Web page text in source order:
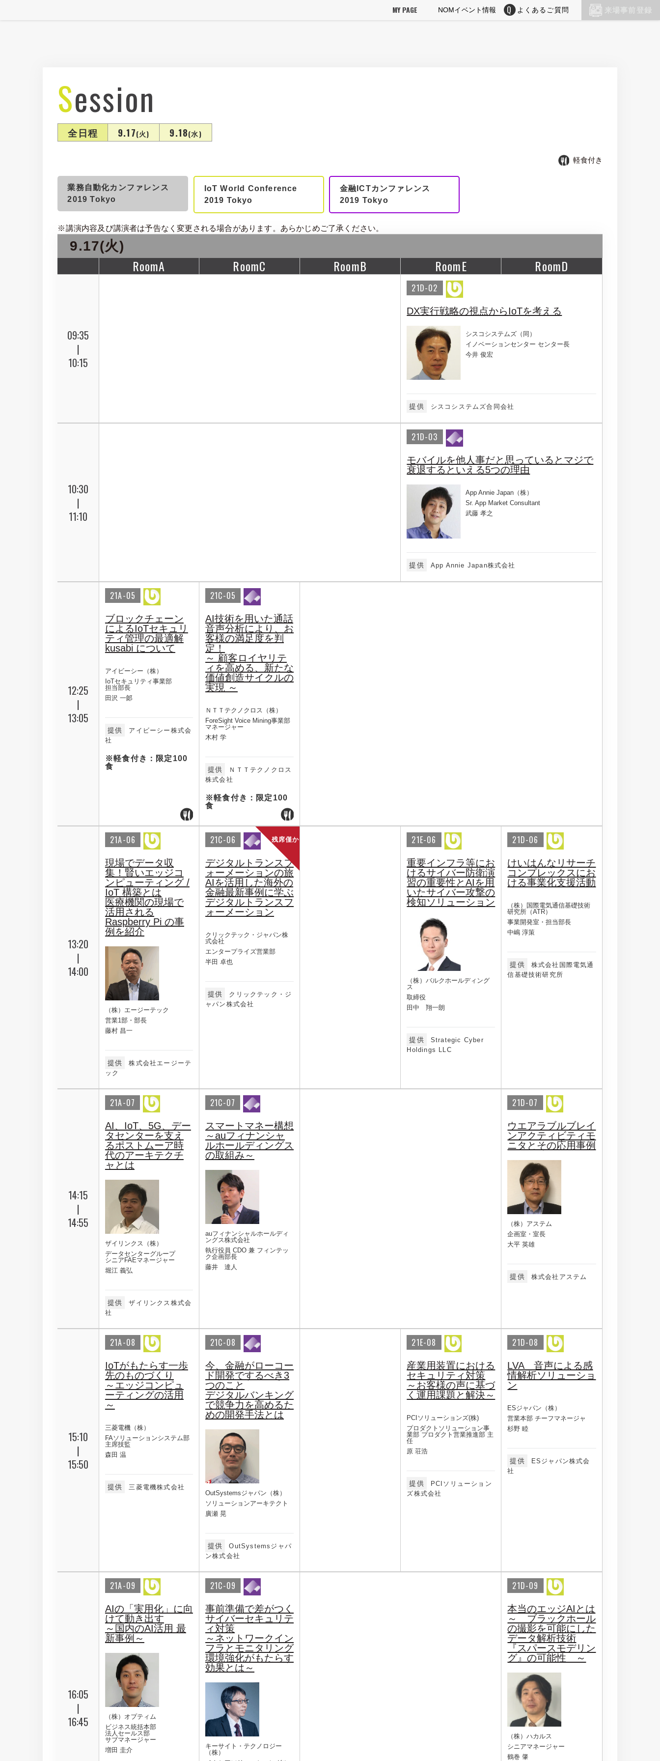
MY PAGE NOMイベント情報 よくあるご質問
Session
全日程 9.17(火) 9.18(水)
軽食付き
業務自動化カンファレンス
2019 Tokyo
IoT World Conference
2019 Tokyo
金融ICTカンファレンス
2019 Tokyo
※講演内容及び講演者は予告なく変更される場合があります。あらかじめご了承ください。
9.17(火)
RoomA RoomC RoomB RoomE RoomD
09:35
|
10:15
21D-02
DX実行戦略の視点からIoTを考える
シスコシステムズ（同）
イノベーションセンター センター長
今井 俊宏
提供 シスコシステムズ合同会社
10:30
|
11:10
21D-03
モバイルを他人事だと思っているとマジで
衰退するといえる5つの理由
App Annie Japan（株）
Sr. App Market Consultant
武藤 孝之
提供 App Annie Japan株式会社
12:25
|
13:05
21A-05
ブロックチェーン
によるIoTセキュリ
ティ管理の最適解
kusabi について
アイビーシー（株）
IoTセキュリティ事業部
担当部長
田沢 一郞
提供
アイビーシー株式会
社
※軽食付き：限定100
食
21C-05
AI技術を用いた通話
音声分析により、お
客様の満足度を判
定！
～ 顧客ロイヤリテ
ィを高める、新たな
価値創造サイクルの
実現 ～
ＮＴＴテクノクロス（株）
ForeSight Voice Mining事業部
マネージャー
木村 学
提供
ＮＴＴテクノクロス
株式会社
※軽食付き：限定100
食
13:20
|
14:00
21A-06
現場でデータ収
集！賢いエッジコ
ンピューティング /
IoT 構築とは
医療機関の現場で
活用される
Raspberry Pi の事
例を紹介
（株）エージーテック
営業1部・部長
藤村 昌一
提供
株式会社エージーテ
ック
残席僅か
21C-06
デジタルトランスフ
ォーメーションの旅
AIを活用した海外の
金融最新事例に学ぶ
デジタルトランスフ
ォーメーション
クリックテック・ジャパン株
式会社
エンタープライズ営業部
半田 卓也
提供
クリックテック・ジ
ャパン株式会社
21E-06
重要インフラ等にお
けるサイバー防衛演
習の重要性とAIを用
いたサイバー攻撃の
検知ソリューション
（株）バルクホールディング
ス
取締役
田中 翔一朗
提供
Strategic Cyber
Holdings LLC
21D-06
けいはんなリサーチ
コンプレックスにお
ける事業化支援活動
（株）国際電気通信基礎技術
研究所（ATR）
事業開発室・担当部長
中嶋 淳策
提供
株式会社国際電気通
信基礎技術研究所
14:15
|
14:55
21A-07
AI、IoT、5G、デー
タセンターを支え
るポストムーア時
代のアーキテクチ
ャとは
ザイリンクス（株）
データセンターグループ
シニアFAEマネージャー
堀江 義弘
提供
ザイリンクス株式会
社
21C-07
スマートマネー構想
～auフィナンシャ
ルホールディングス
の取組み～
auフィナンシャルホールディ
ングス株式会社
執行役員 CDO 兼 フィンテッ
ク企画部長
藤井 達人
21D-07
ウエアラブルブレイ
ンアクティビティモ
ニタとその応用事例
（株）アステム
企画室・室長
大平 英雄
提供 株式会社アステム
15:10
|
15:50
21A-08
IoTがもたらす一歩
先のものづくり
～エッジコンピュ
ーティングの活用
～
三菱電機（株）
FAソリューションシステム部
主席技監
森田 温
提供 三菱電機株式会社
21C-08
今、金融がローコー
ド開発でするべき3
つのこと
デジタルバンキング
で競争力を高めるた
めの開発手法とは
OutSystemsジャパン（株）
ソリューションアーキテクト
廣瀬 晃
提供
OutSystemsジャパ
ン株式会社
21E-08
産業用装置における
セキュリティ対策
～お客様の声に基づ
く運用課題と解決～
PCIソリューションズ(株)
プロダクトソリューション事
業部 プロダクト営業推進部 主
任
原 荘浩
提供
PCIソリューション
ズ株式会社
21D-08
LVA 音声による感
情解析ソリューショ
ン
ESジャパン（株）
営業本部 チーフマネージャ
杉野 睦
提供
ESジャパン株式会
社
16:05
|
16:45
21A-09
AIの「実用化」に向
けて動き出す
～国内のAI活用 最
新事例～​
（株）オプティム
ビジネス統括本部
法人セールス部
サブマネージャー
増田 圭介
21C-09
事前準備で差がつく
サイバーセキュリテ
ィ対策
～ネットワークイン
フラとモニタリング
環境強化がもたらす
効果とは～
キーサイト・テクノロジー
（株）
21D-09
本当のエッジAIとは
～ ブラックホール
の撮影を可能にした
データ解析技術
『スパースモデリン
グ』の可能性 ～
（株）ハカルス
シニアマネージャー
鶴巻 肇